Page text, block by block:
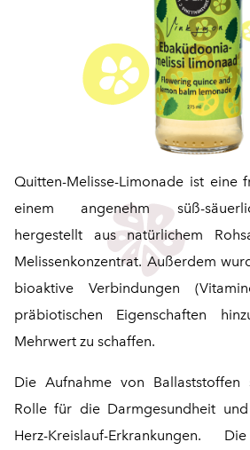
Quitten-Melisse-Limonade ist eine
einem angenehm süß-
hergestellt aus natürlichem
Melissenkonzentrat. Außerdem
bioaktive Verbindungen
präbiotischen Eigenschaften
Mehrwert zu schaffen.
Die Aufnahme von
Rolle für die Darmgesundheit
Herz-Kreislauf-Erkrankungen.